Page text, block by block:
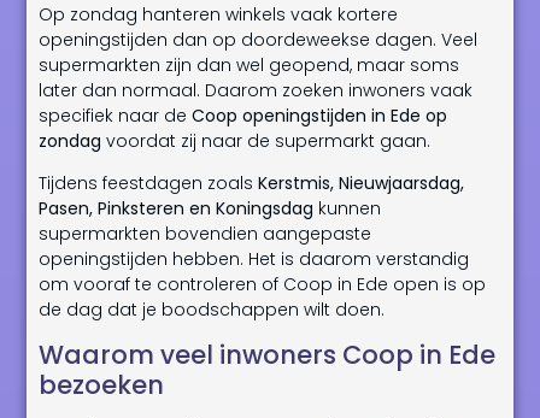
Op zondag hanteren winkels vaak kortere
openingstijden dan op doordeweekse dagen. Veel
supermarkten zijn dan wel geopend, maar soms
later dan normaal. Daarom zoeken inwoners vaak
specifiek naar deCoop openingstijden in Ede op
zondag voordat zij naar de supermarkt gaan.
Tijdens feestdagen zoalsKerstmis, Nieuwjaarsdag,
Pasen, Pinksteren en Koningsdag kunnen
supermarkten bovendien aangepaste
openingstijden hebben. Het is daarom verstandig
om vooraf te controleren of Coop in Ede open is op
de dag dat je boodschappen wilt doen.
Waarom veel inwoners Coop in Ede
bezoeken